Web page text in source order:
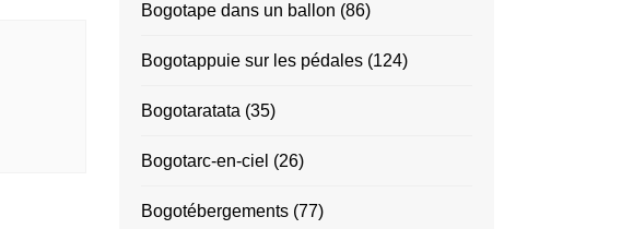
Bogotape dans un ballon (86)
Bogotappuie sur les pédales(124)
Bogotaratata (35)
Bogotarc-en-ciel (26)
Bogotébergements(77)